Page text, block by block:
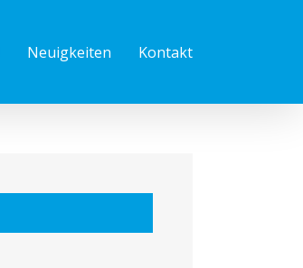
Neuigkeiten Kontakt